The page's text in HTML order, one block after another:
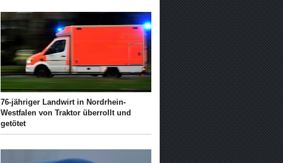
76-jähriger Landwirt in Nordrhein-
Westfalen von Traktor überrollt und
getötet